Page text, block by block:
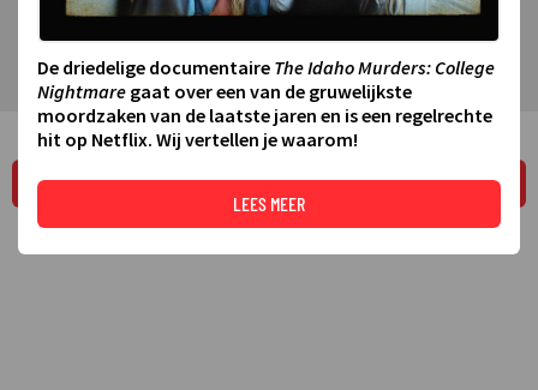
LEES MEER
De driedelige documentaire The Idaho Murders: College
Nightmare gaat over een van de gruwelijkste
moordzaken van de laatste jaren en is een regelrechte
hit op Netflix. Wij vertellen je waarom!
LEES MEER